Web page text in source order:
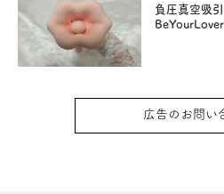
負圧真空吸
広告のお問い